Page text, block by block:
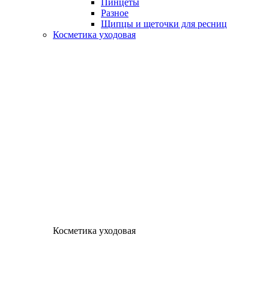
Пинцеты
Разное
Щипцы и щеточки для ресниц
Косметика уходовая
Косметика уходовая